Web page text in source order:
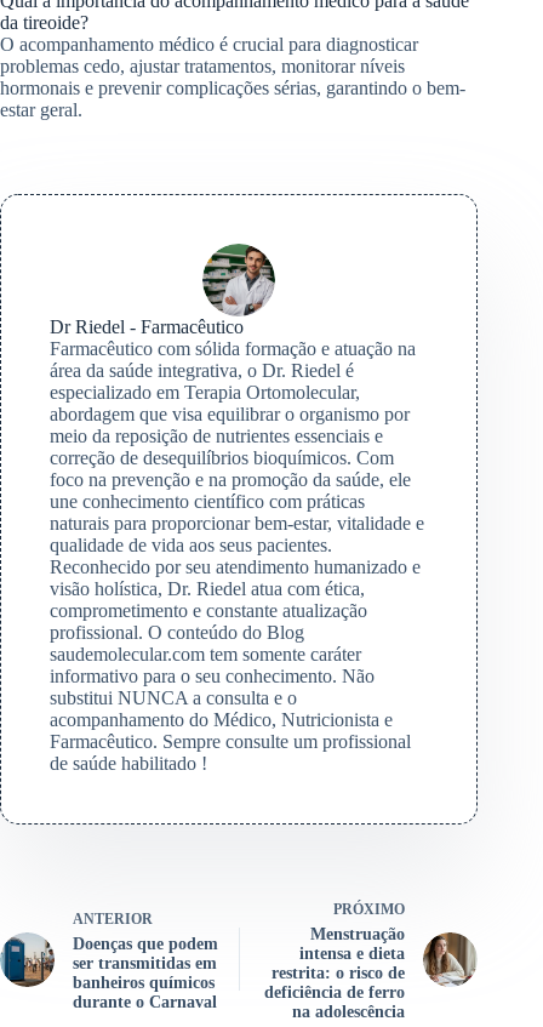
da tireoide?
O acompanhamento médico é crucial para diagnosticar
problemas cedo, ajustar tratamentos, monitorar níveis
hormonais e prevenir complicações sérias, garantindo o bem-
estar geral.
Dr Riedel - Farmacêutico
Farmacêutico com sólida formação e atuação na
área da saúde integrativa, o Dr. Riedel é
especializado em Terapia Ortomolecular,
abordagem que visa equilibrar o organismo por
meio da reposição de nutrientes essenciais e
correção de desequilíbrios bioquímicos. Com
foco na prevenção e na promoção da saúde, ele
une conhecimento científico com práticas
naturais para proporcionar bem-estar, vitalidade e
qualidade de vida aos seus pacientes.
Reconhecido por seu atendimento humanizado e
visão holística, Dr. Riedel atua com ética,
comprometimento e constante atualização
profissional. O conteúdo do Blog
saudemolecular.com tem somente caráter
informativo para o seu conhecimento. Não
substitui NUNCA a consulta e o
acompanhamento do Médico, Nutricionista e
Farmacêutico. Sempre consulte um profissional
de saúde habilitado !
ANTERIOR
Doenças que podem
ser transmitidas em
banheiros químicos
durante o Carnaval
PRÓXIMO
Menstruação
intensa e dieta
restrita: o risco de
deficiência de ferro
na adolescência